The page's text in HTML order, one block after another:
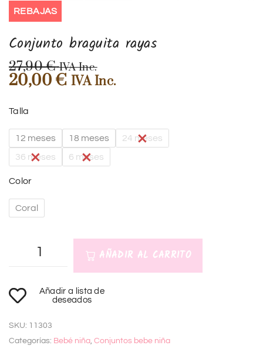
REBAJAS
Conjunto braguita rayas
27,90€ IVA Inc.
20,00€ IVA Inc.
Talla
12 meses 18 meses
24 meses
36 meses
6 meses
Color
Coral
AÑADIR AL CARRITO
l
e
r
Añadir a lista de
deseados
SKU: 11303
Categorías: Bebé niña, Conjuntos bebe niña